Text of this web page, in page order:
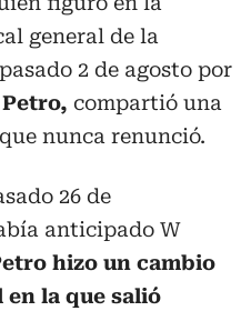
general de la
2 de agosto por
compartió una
nunca renunció.
26 de
anticipado W
hizo un cambio
la que salió